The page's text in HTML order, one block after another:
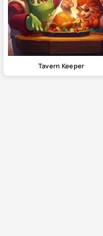
Tavern Keeper